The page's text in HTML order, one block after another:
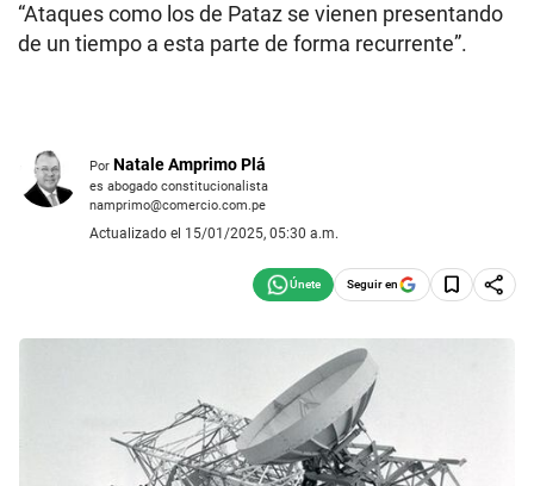
“Ataques como los de Pataz se vienen presentando
de un tiempo a esta parte de forma recurrente”.
Por Natale Amprimo Plá
es abogado constitucionalista
namprimo@comercio.com.pe
Actualizado el 15/01/2025, 05:30 a.m.
Seguir en